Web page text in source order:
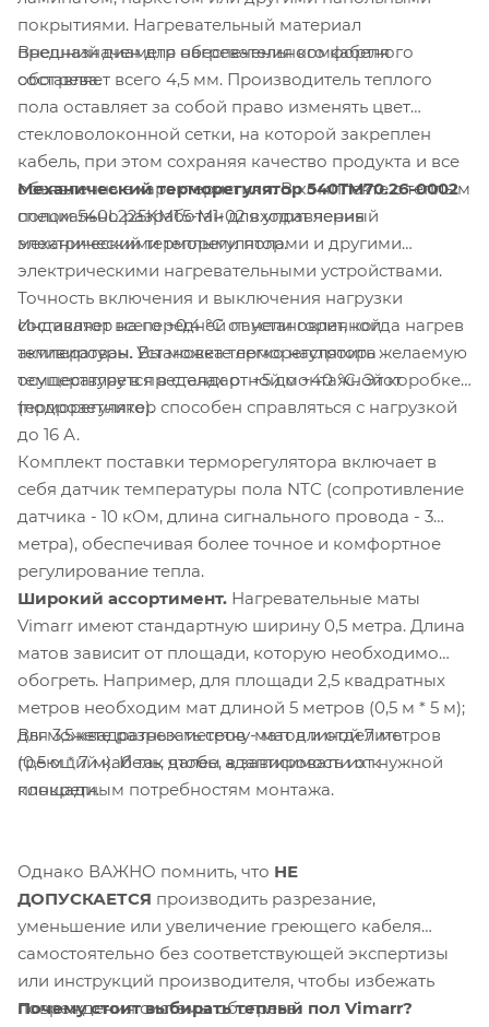
покрытиями. Нагревательный материал
предназначен для обеспечения комфортного
обогрева.
Внешний диаметр нагревательного кабеля
составляет всего 4,5 мм. Производитель теплого
пола оставляет за собой право изменять цвет
стекловолоконной сетки, на которой закреплен
кабель, при этом сохраняя качество продукта и все
объявленные характеристики. В комплекте с теплым
полом 540L225KM1.5-M1-02 входит черный
механический терморегулятор.
Механический терморегулятор 540TM70.26-0002
специально разработан для управления
электрическими теплыми полами и другими
электрическими нагревательными устройствами.
Точность включения и выключения нагрузки
составляет всего +0,4 °C от установленной
температуры. Вы можете легко настроить желаемую
температуру в пределах от +5 до +40 °C. Этот
терморегулятор способен справляться с нагрузкой
до 16 А.
Индикатор на передней панели горит, когда нагрев
активирован. Установка терморегулятора
осуществляется в стандартной монтажной коробке
(подрозетнике).
Комплект поставки терморегулятора включает в
себя датчик температуры пола NTC (сопротивление
датчика - 10 кОм, длина сигнального провода - 3
метра), обеспечивая более точное и комфортное
регулирование тепла.
Широкий ассортимент. Нагревательные маты
Vimarr имеют стандартную ширину 0,5 метра. Длина
матов зависит от площади, которую необходимо
обогреть. Например, для площади 2,5 квадратных
метров необходим мат длиной 5 метров (0,5 м * 5 м);
для 3,5 квадратных метров - мат длиной 7 метров
(0,5 м * 7 м). И так далее, в зависимости от нужной
площади.
Вы можете разрезать сетку матов и отделить
греющий кабель, чтобы адаптировать их к
конкретным потребностям монтажа.
Однако ВАЖНО помнить, что НЕ
ДОПУСКАЕТСЯ производить разрезание,
уменьшение или увеличение греющего кабеля
самостоятельно без соответствующей экспертизы
или инструкций производителя, чтобы избежать
повреждения системы обогрева.
Почему стоит выбирать теплый пол Vimarr?